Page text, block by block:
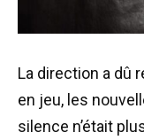
La direction a dû
en jeu, les
silence n’était